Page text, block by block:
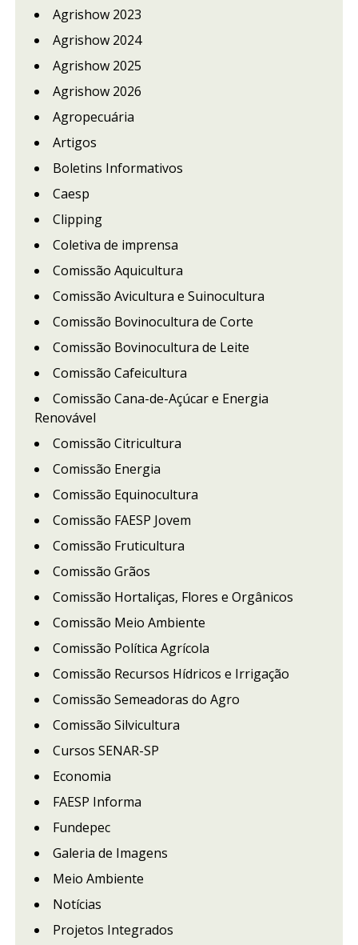
Agrishow 2023
Agrishow 2024
Agrishow 2025
Agrishow 2026
Agropecuária
Artigos
Boletins Informativos
Caesp
Clipping
Coletiva de imprensa
Comissão Aquicultura
Comissão Avicultura e Suinocultura
Comissão Bovinocultura de Corte
Comissão Bovinocultura de Leite
Comissão Cafeicultura
Comissão Cana-de-Açúcar e Energia
Renovável
Comissão Citricultura
Comissão Energia
Comissão Equinocultura
Comissão FAESP Jovem
Comissão Fruticultura
Comissão Grãos
Comissão Hortaliças, Flores e Orgânicos
Comissão Meio Ambiente
Comissão Política Agrícola
Comissão Recursos Hídricos e Irrigação
Comissão Semeadoras do Agro
Comissão Silvicultura
Cursos SENAR-SP
Economia
FAESP Informa
Fundepec
Galeria de Imagens
Meio Ambiente
Notícias
Projetos Integrados